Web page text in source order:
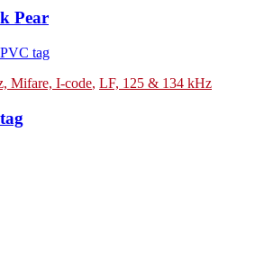
Pear
Mifare, I-code, LF, 125 & 134 kHz